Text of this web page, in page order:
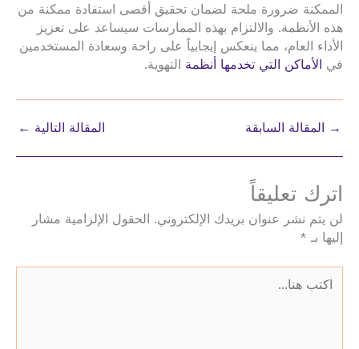
الممكنة ضرورة ملحة لضمان تحقيق أقصى استفادة ممكنة من
هذه الأنظمة. والالتزام بهذه الممارسات سيساعد على تعزيز
الأداء العام، مما ينعكس إيجابياً على راحة وسعادة المستخدمين
في
الأماكن التي تخدمها أنظمة التهوية.
→ المقالة السابقة المقالة التالية ←
اترك تعليقاً
لن يتم نشر عنوان بريدك الإلكتروني.
الحقول الإلزامية مشار
إليها بـ *
هنا...